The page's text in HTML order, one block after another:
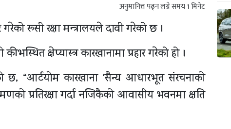
अनुमानित्त पढ्न लग्ने समय1मिनेट
गरेको रूसी रक्षा मन्त्रालयले दावी गरेको छ ।
क्षेप्यास्त्र कारखानामा प्रहार गरेको हो ।
छ, “आर्टयोम कारखाना ‘सैन्य आधारभूत संरचनाको
प्रतिरक्षा गर्दा नजिकैको आवासीय भवनमा क्षति